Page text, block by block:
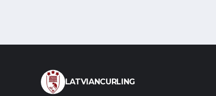
LATVIANCURLING